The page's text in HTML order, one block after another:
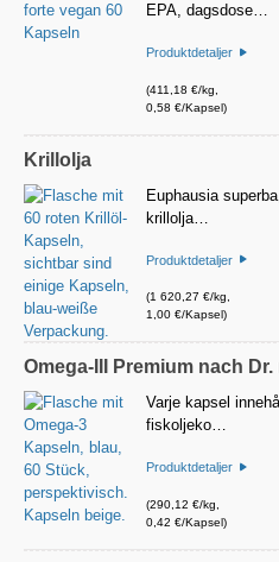
EPA, dagsdose…
Produktdetaljer
(411,18 €/kg,
0,58 €/Kapsel)
Krillolja
Euphausia
krillolja…
Produktdetaljer
(1 620,27 €/kg,
1,00 €/Kapsel)
Omega-III Premium nach
Varje kapsel
fiskoljeko…
Produktdetaljer
(290,12 €/kg,
0,42 €/Kapsel)